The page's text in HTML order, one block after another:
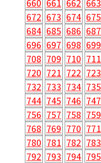
660 661 662 663
672 673 674 675
684 685 686 687
696 697 698 699
708 709 710 711
720 721 722 723
732 733 734 735
744 745 746 747
756 757 758 759
768 769 770 771
780 781 782 783
792 793 794 795